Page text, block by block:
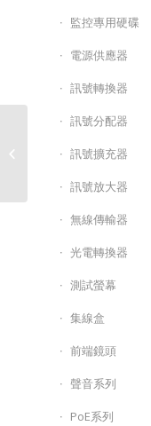
監控專用硬碟
電源供應器
訊號轉換器
訊號分配器
訊號擴充器
訊號放大器
無線傳輸器
光電轉換器
測試螢幕
集線盒
前端鏡頭
聲音系列
PoE系列
埠PoE供電型網路交換器